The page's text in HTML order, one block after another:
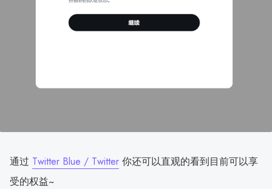
通过 Twitter Blue / Twitter 你还可以直观的看到目前可以享
受的权益~